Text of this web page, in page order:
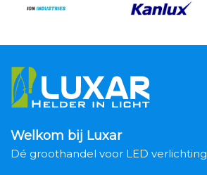
Welkom bij Luxar
Dé groothandel voor LED verlichting